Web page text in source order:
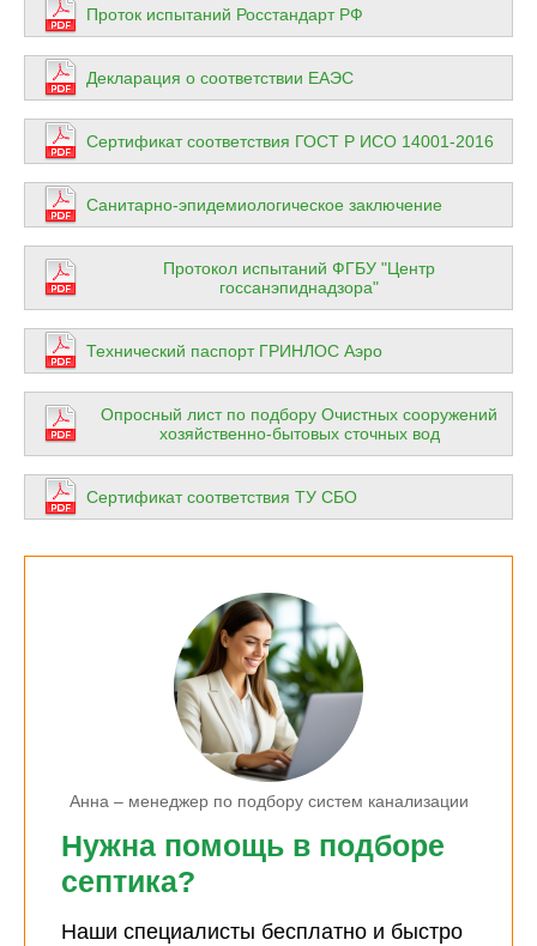
Проток испытаний Росстандарт РФ
Декларация о соответствии ЕАЭС
Сертификат соответствия ГОСТ Р ИСО 14001-2016
Санитарно-эпидемиологическое заключение
Протокол испытаний ФГБУ "Центр
госсанэпиднадзора"
Технический паспорт ГРИНЛОС Аэро
Опросный лист по подбору Очистных сооружений
хозяйственно-бытовых сточных вод
Сертификат соответствия ТУ СБО
Анна – менеджер по подбору систем канализации
Нужна помощь в подборе
септика?
Наши специалисты бесплатно и быстро